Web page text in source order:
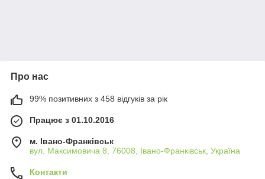
Про нас
99% позитивних з 458 відгуків за рік
Працює з 01.10.2016
м. Івано-Франківськ
вул. Максимовича 8, 76008, Івано-Франківськ, Україна
Контакти